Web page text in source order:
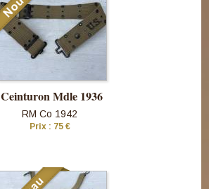
cette pièce
Ceinturon Mdle 1936
RM Co 1942
Prix : 75 €